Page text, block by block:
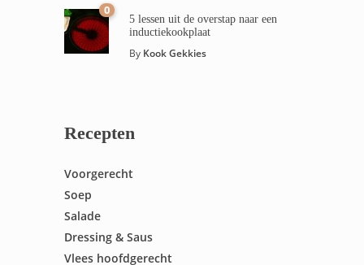
0
5 lessen uit de overstap naar een
inductiekookplaat
By Kook Gekkies
Recepten
Voorgerecht
Soep
Salade
Dressing & Saus
Vlees hoofdgerecht